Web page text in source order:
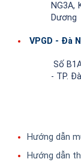
NG3A,
Dương
VPGD - Đà
Số
- TP.
Hướng dẫn
Hướng dẫn